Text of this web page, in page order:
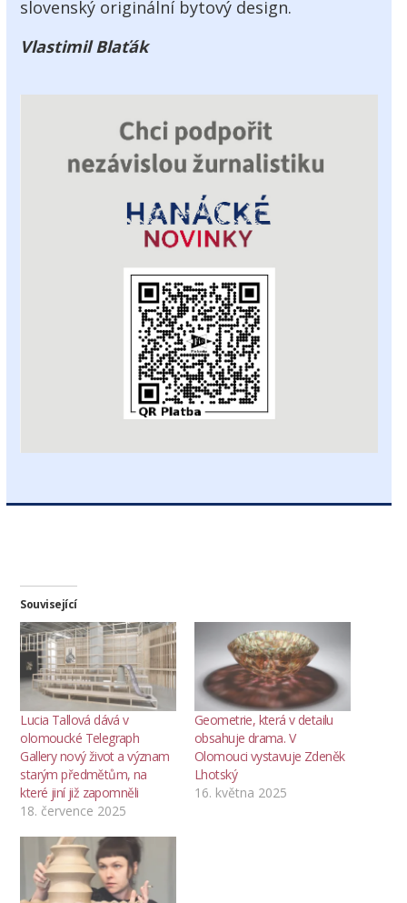
slovenský originální bytový design.
Vlastimil Blaťák
Související
Lucia Tallová dává v
olomoucké Telegraph
Gallery nový život a význam
starým předmětům, na
které jiní již zapomněli
18. července 2025
Geometrie, která v detailu
obsahuje drama. V
Olomouci vystavuje Zdeněk
Lhotský
16. května 2025